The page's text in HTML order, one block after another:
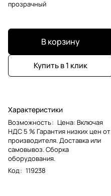
прозрачный
В корзину
Купить в 1 клик
Характеристики
Возможность: Цена: Включая
НДС 5 % Гарантия низких цен от
производителя. Доставка или
самовывоз. Сборка
оборудования.
Код: 119238